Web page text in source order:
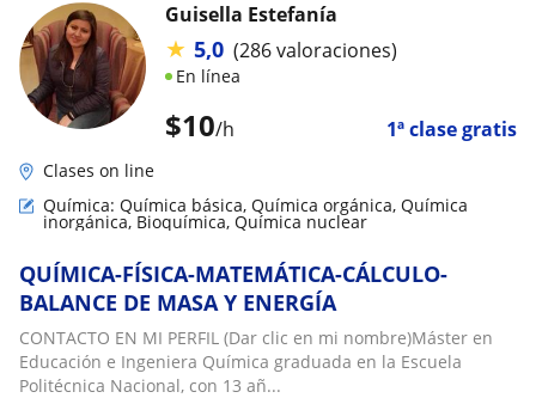
$10/h 1ª clase gratis
Guisella Estefanía
★ 5,0 (286 valoraciones)
En línea
Clases on line
Química: Química básica, Química orgánica, Química
inorgánica, Bioquímica, Química nuclear
QUÍMICA-FÍSICA-MATEMÁTICA-CÁLCULO-
BALANCE DE MASA Y ENERGÍA
CONTACTO EN MI PERFIL (Dar clic en mi nombre)Máster en
Educación e Ingeniera Química graduada en la Escuela
Politécnica Nacional, con 13 añ...